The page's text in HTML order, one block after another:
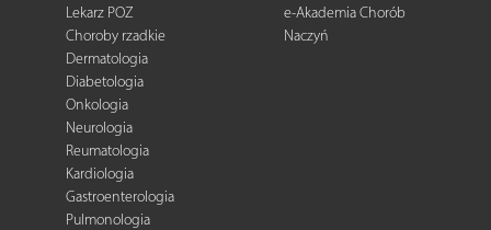
Lekarz POZ
Choroby rzadkie
Dermatologia
Diabetologia
Onkologia
Neurologia
Reumatologia
Kardiologia
Gastroenterologia
Pulmonologia
e-Akademia Chorób
Naczyń